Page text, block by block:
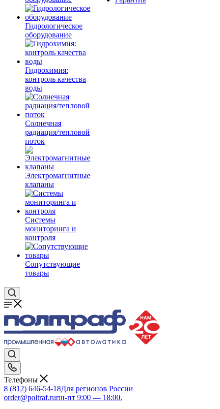
Гидрологическое
оборудование
Гидрохимия:
контроль качества
воды
Солнечная
радиация/тепловой
поток
Электромагнитные
клапаны
Системы
мониторинга и
контроля
Сопутствующие
товары
Телефоны
8 (812) 646-54-18Для регионов России
order@poltraf.ruпн-пт 9:00 — 18:00.